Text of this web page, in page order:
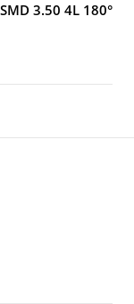
3.50 4L 180°